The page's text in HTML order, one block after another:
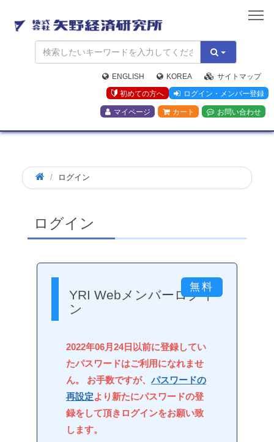
矢
野
経
済
研
究
所
ENGLISH KOREA
サイトマップ
初めての方へ
ログイン・メンバー登録
マイページ カート お問い合わせ
ログイン
ログイン
YRI Webメンバーログイ
ン
2022年06月24日以前に登録してい
たパスワードはご利用になれませ
ん。 お手数ですが、 パスワードの
再設定より新たにパスワードの登
録をして頂きログインをお願い致
します。